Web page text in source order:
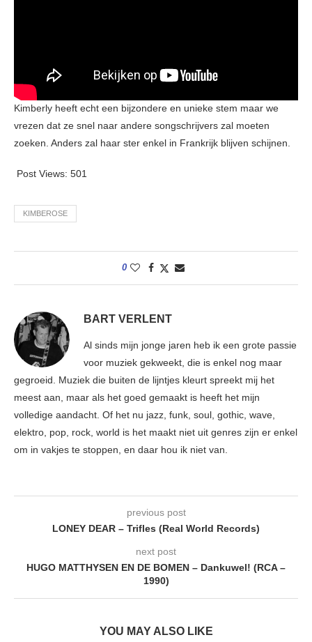
Kimberly heeft echt een bijzondere en unieke stem maar we
vrezen dat ze snel naar andere songschrijvers zal moeten
zoeken. Anders zal haar ster enkel in Frankrijk blijven schijnen.
Post Views: 501
KIMBEROSE
0
BART VERLENT
Al sinds mijn jonge jaren heb ik een grote passie
voor muziek gekweekt, die is enkel nog maar
gegroeid. Muziek die buiten de lijntjes kleurt spreekt mij het
meest aan, maar als het goed gemaakt is heeft het mijn
volledige aandacht. Of het nu jazz, funk, soul, gothic, wave,
elektro, pop, rock, world is het maakt niet uit genres zijn er enkel
om in vakjes te stoppen, en daar hou ik niet van.
previous post
LONEY DEAR – Trifles (Real World Records)
next post
HUGO MATTHYSEN EN DE BOMEN – Dankuwel! (RCA –
1990)
YOU MAY ALSO LIKE